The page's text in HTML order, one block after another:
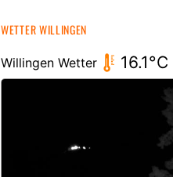
WETTER WILLINGEN
Willingen Wetter 16.1°C